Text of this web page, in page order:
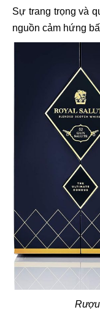
Sự trang trọng và
nguồn cảm hứng